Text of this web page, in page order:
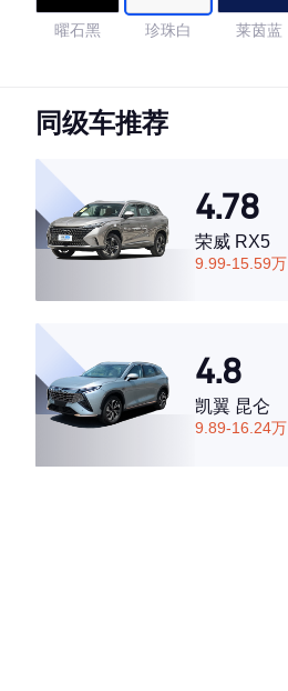
曜石黑 珍珠白 莱茵蓝
4.74
·外观表现一般，低于54%同级车
·空间表现较为优秀，优于75%同级车
同级车推荐
4.78
荣威 RX5
9.99-15.59万
4.8
凯翼 昆仑
9.89-16.24万